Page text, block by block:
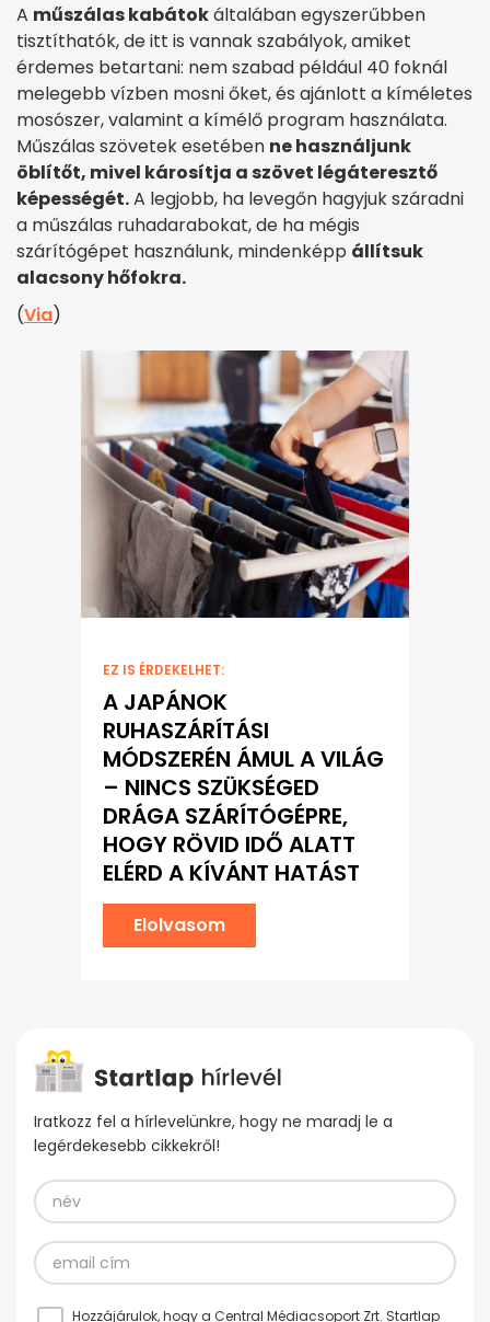
A műszálas kabátokáltalában egyszerűbben
tisztíthatók, de itt is vannak szabályok, amiket
érdemes betartani: nem szabad például 40 foknál
melegebb vízben mosni őket, és ajánlott a kíméletes
mosószer, valamint a kímélő program használata.
Műszálas szövetek esetében ne használjunk
öblítőt, mivel károsítja a szövet légáteresztő
képességét.A legjobb, ha levegőn hagyjuk száradni
a műszálas ruhadarabokat, de ha mégis
szárítógépet használunk, mindenképp állítsuk
alacsony hőfokra.
(Via)
EZ IS ÉRDEKELHET:
A JAPÁNOK
RUHASZÁRÍTÁSI
MÓDSZERÉN ÁMUL A VILÁG
– NINCS SZÜKSÉGED
DRÁGA SZÁRÍTÓGÉPRE,
HOGY RÖVID IDŐ ALATT
ELÉRD A KÍVÁNT HATÁST
Elolvasom
Iratkozz fel a hírlevelünkre, hogy ne maradj le a
legérdekesebb cikkekről!
Hozzájárulok, hogy a Central Médiacsoport Zrt. Startlap